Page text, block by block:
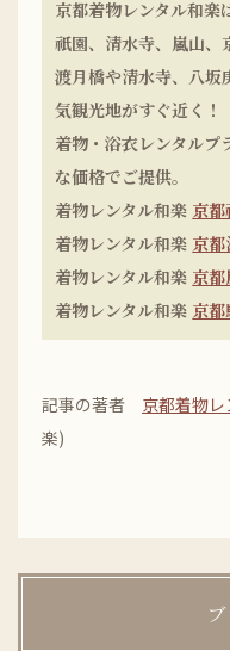
京都着物レンタル和楽
祇園、清水寺、嵐山、
渡月橋や清水寺、八坂
気観光地がすぐ近く！
着物・浴衣レンタルプ
な価格でご提供。
着物レンタル和楽 京都
着物レンタル和楽 京
着物レンタル和楽 京都
着物レンタル和楽 京都
記事の著者 京都着物
楽)